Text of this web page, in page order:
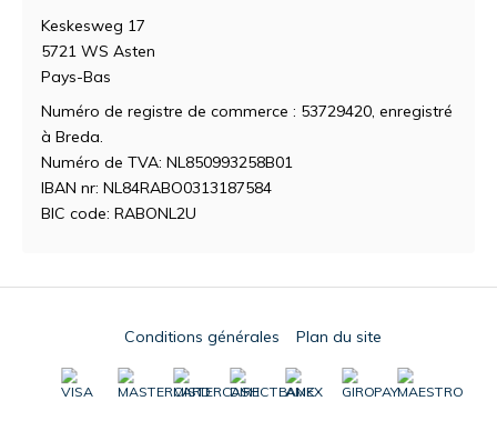
Keskesweg 17
5721 WS Asten
Pays-Bas
Numéro de registre de commerce : 53729420, enregistré
à Breda.
Numéro de TVA: NL850993258B01
IBAN nr: NL84RABO0313187584
BIC code: RABONL2U
Conditions générales Plan du site